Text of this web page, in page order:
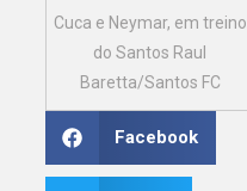
Cuca e Neymar, em treino
do Santos Raul
Baretta/Santos FC
Facebook